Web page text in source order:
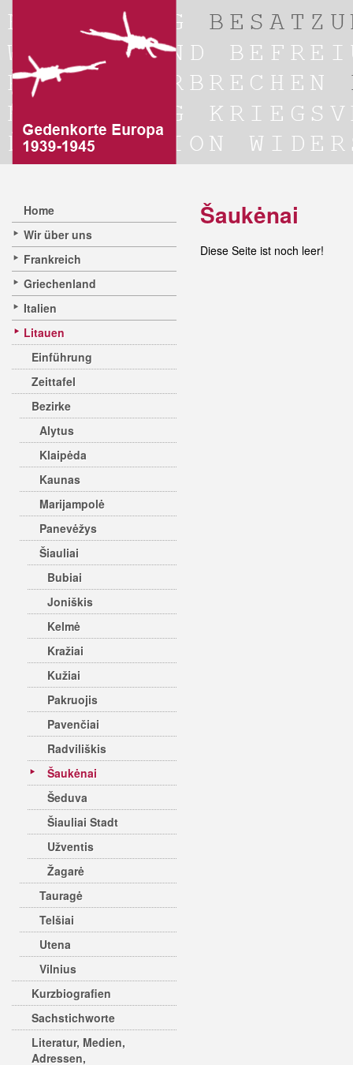
Home
Wir über uns
Frankreich
Griechenland
Italien
Litauen
Einführung
Zeittafel
Bezirke
Alytus
Klaipėda
Kaunas
Marijampolė
Panevėžys
Šiauliai
Bubiai
Joniškis
Kelmė
Kražiai
Kužiai
Pakruojis
Pavenčiai
Radviliškis
Šaukėnai
Šeduva
Šiauliai Stadt
Užventis
Žagarė
Tauragė
Telšiai
Utena
Vilnius
Kurzbiografien
Sachstichworte
Literatur, Medien,
Adressen,
Šaukėnai
Diese Seite ist noch leer!